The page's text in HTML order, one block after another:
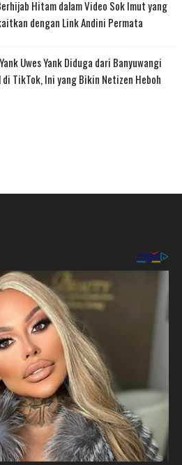
Hitam dalam Video Sok Imut yang
dengan Link Andini Permata
Uwes Yank Diduga dari Banyuwangi
di TikTok, Ini yang Bikin Netizen Heboh